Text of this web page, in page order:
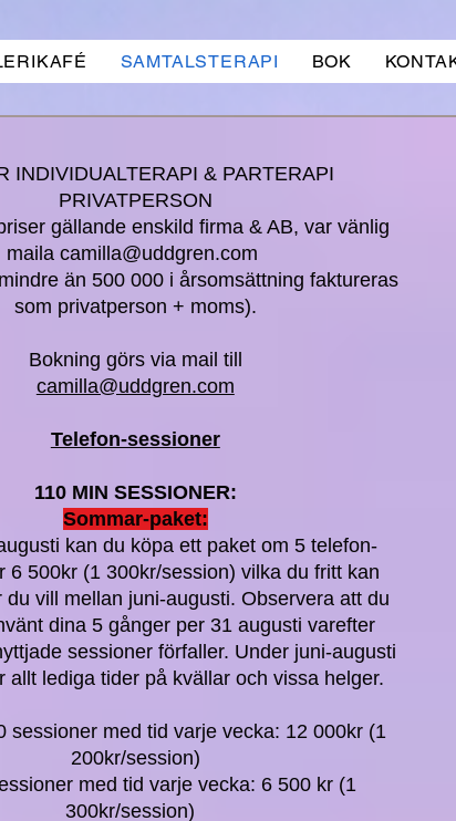
SAMTALSTERAPI BOK
INDIVIDUALTERAPI & PARTERAPI
PRIVATPERSON
gällande enskild firma & AB, var vänlig
mailacamilla@uddgren.com
än 500 000 i årsomsättning faktureras
som privatperson + moms).
​Bokning görs via mail till
camilla@uddgren.com
Telefon-sessioner
110 MIN SESSIONER:
Sommar-paket:
kan du köpa ett paket om 5 telefon-
6 500kr (1 300kr/session) vilka du fritt kan
du vill mellan juni-augusti. Observera att du
dina 5 gånger per 31 augusti varefter
sessioner förfaller. Under juni-augusti
allt lediga tider på kvällar och vissa helger.
sessioner med tid varje vecka: 12 000kr (1
200kr/session)
med tid varje vecka: 6 500 kr (1
300kr/session)